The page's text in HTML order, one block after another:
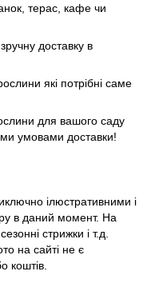
терас, кафе чи
доставку в
які потрібні саме
для вашого саду
умовами доставки!
ілюстративними і
в даний момент. На
стрижки і т.д.
на сайті не є
коштів.